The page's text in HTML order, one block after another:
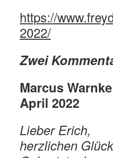
https://
2022/
Zwei
Marcus
April 2022
Lieber Erich,
herzlichen